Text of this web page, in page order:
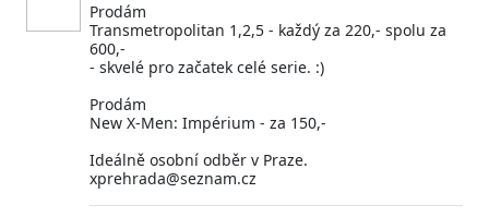
Prodám
Transmetropolitan 1,2,5 - každý za 220,- spolu za
600,-
- skvelé pro začatek celé serie. :)
Prodám
New X-Men: Impérium - za 150,-
Ideálně osobní odběr v Praze.
xprehrada@seznam.cz